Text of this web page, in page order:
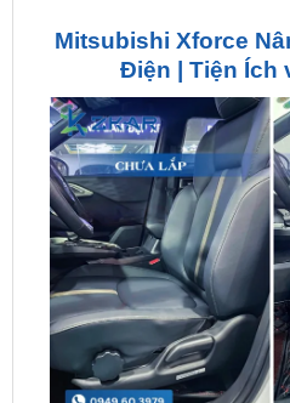
Mitsubishi Xforce Nâng Cấp